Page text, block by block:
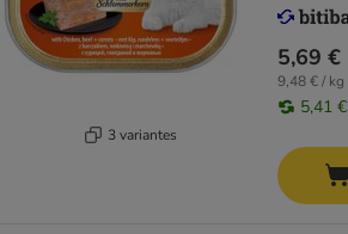
3 variantes
5,69 €
9,48 € / kg
5,41 €